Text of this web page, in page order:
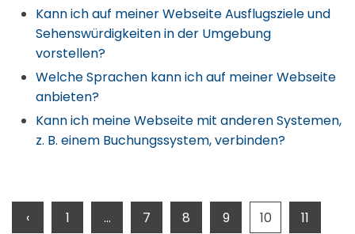
Kann ich auf meiner Webseite Ausflugsziele und
Sehenswürdigkeiten in der Umgebung
vorstellen?
Welche Sprachen kann ich auf meiner Webseite
anbieten?
Kann ich meine Webseite mit anderen Systemen,
z. B. einem Buchungssystem, verbinden?
‹ 1 ... 7 8 9 10 11